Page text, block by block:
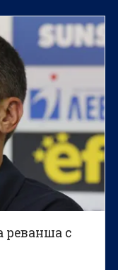
кръг от
реванша с